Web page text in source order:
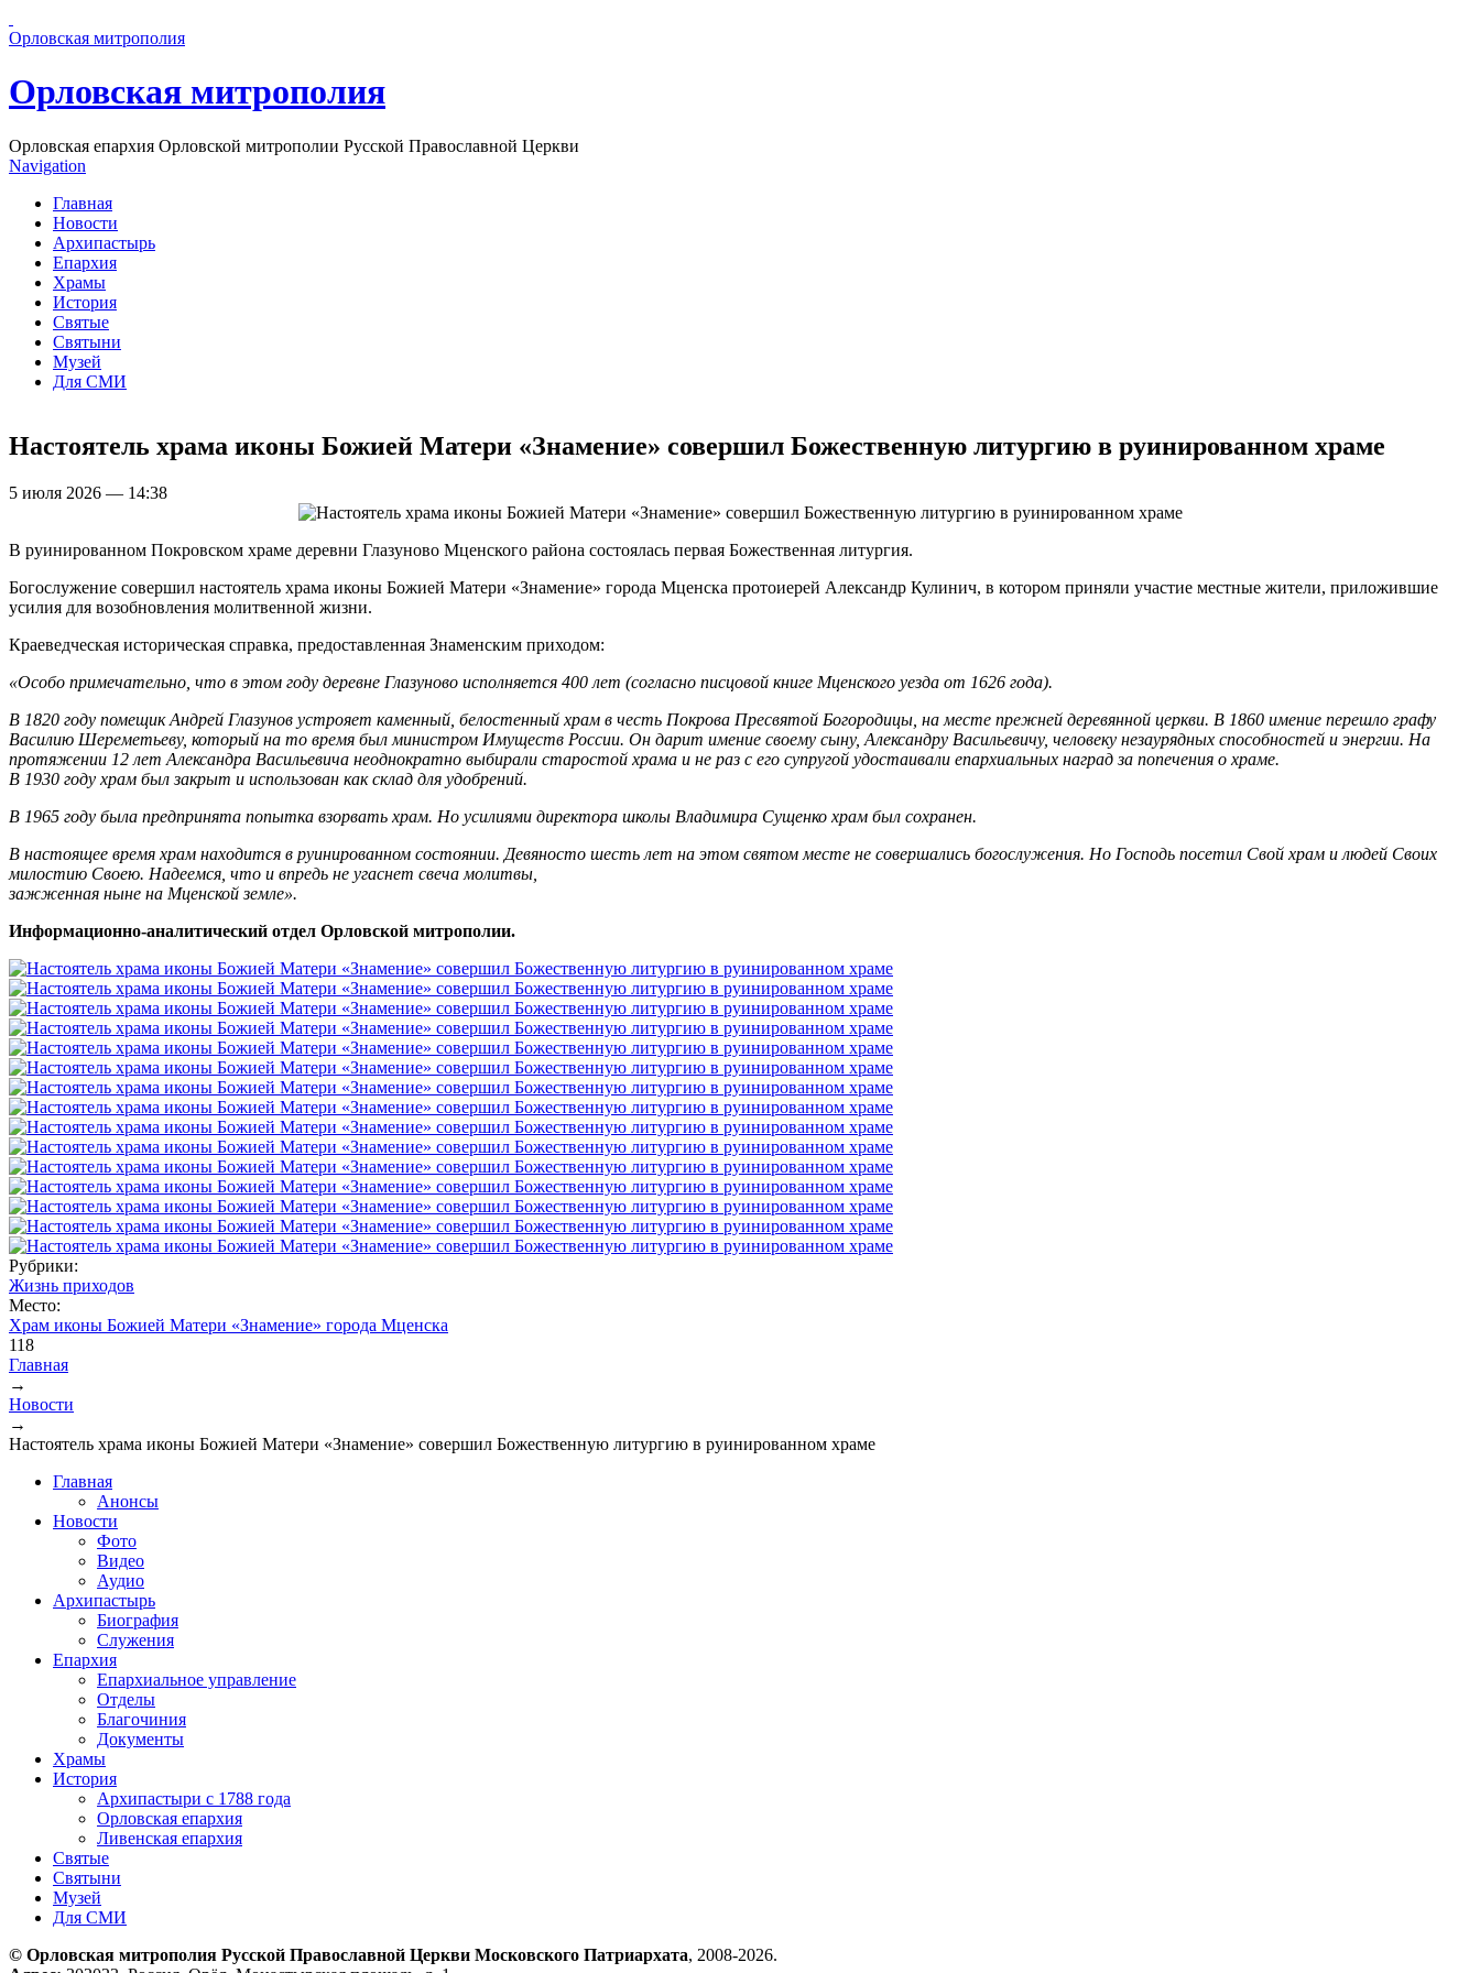
Орловская митрополия
Орловская митрополия
Орловская епархия Орловской митрополии Русской Православной Церкви
Navigation
Главная
Новости
Архипастырь
Епархия
Храмы
История
Святые
Святыни
Музей
Для СМИ
Настоятель храма иконы Божией Матери «Знамение» совершил Божественную литургию в руинированном храме
5 июля 2026 — 14:38
В руинированном Покровском храме деревни Глазуново Мценского района состоялась первая Божественная литургия.
Богослужение совершил настоятель храма иконы Божией Матери «Знамение» города Мценска протоиерей Александр Кулинич, в котором приняли участие местные жители, приложившие
усилия для возобновления молитвенной жизни.
Краеведческая историческая справка, предоставленная Знаменским приходом:
«Особо примечательно, что в этом году деревне Глазуново исполняется 400 лет (согласно писцовой книге Мценского уезда от 1626 года).
В 1820 году помещик Андрей Глазунов устрояет каменный, белостенный храм в честь Покрова Пресвятой Богородицы, на месте прежней деревянной церкви. В 1860 имение перешло графу
Василию Шереметьеву, который на то время был министром Имуществ России. Он дарит имение своему сыну, Александру Васильевичу, человеку незаурядных способностей и энергии. На
протяжении 12 лет Александра Васильевича неоднократно выбирали старостой храма и не раз с его супругой удостаивали епархиальных наград за попечения о храме.
В 1930 году храм был закрыт и использован как склад для удобрений.
В 1965 году была предпринята попытка взорвать храм. Но усилиями директора школы Владимира Сущенко храм был сохранен.
В настоящее время храм находится в руинированном состоянии. Девяносто шесть лет на этом святом месте не совершались богослужения. Но Господь посетил Свой храм и людей Своих
милостию Своею. Надеемся, что и впредь не угаснет свеча молитвы,
зажженная ныне на Мценской земле».
Информационно-аналитический отдел Орловской митрополии.
Рубрики:
Жизнь приходов
Место:
Храм иконы Божией Матери «Знамение» города Мценска
118
Вы здесь
Главная
→
Новости
→
Настоятель храма иконы Божией Матери «Знамение» совершил Божественную литургию в руинированном храме
Главная
Анонсы
Новости
Фото
Видео
Аудио
Архипастырь
Биография
Служения
Епархия
Епархиальное управление
Отделы
Благочиния
Документы
Храмы
История
Архипастыри с 1788 года
Орловская епархия
Ливенская епархия
Святые
Святыни
Музей
Для СМИ
© Орловская митрополия Русской Православной Церкви Московского Патриархата, 2008-2026.